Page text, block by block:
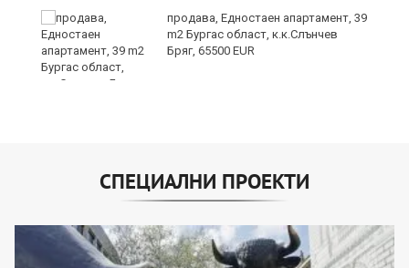
продава, Едностаен апартамент, 39
m2 Бургас област, к.к.Слънчев
Бряг, 65500 EUR
СПЕЦИАЛНИ ПРОЕКТИ